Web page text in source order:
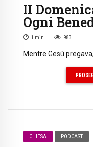
II
Ogni
1 min 983
Mentre Gesù
CHIESA PODCAST